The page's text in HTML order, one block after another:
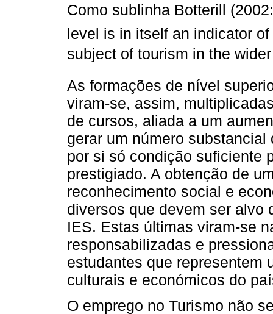
Como sublinha Botterill
level is in itself an indicator
subject of tourism in the wider
As formações de nível
viram-se, assim,
de cursos, aliada a um
gerar um número
por si só condição suficiente
prestigiado. A obtenção de
reconhecimento social e
diversos que devem ser alvo
IES. Estas últimas viram-se
responsabilizadas e
estudantes que representem
culturais e económicos do
O emprego no Turismo não